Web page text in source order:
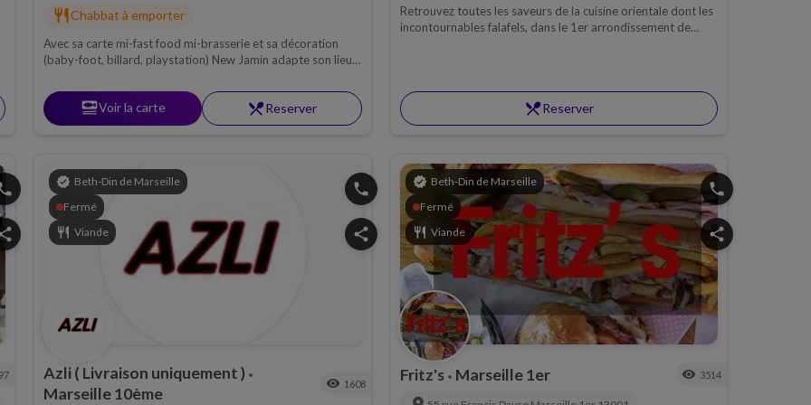
restaurant Chabbat à emporter
Avec sa carte mi-fast food mi-brasserie et sa décoration
(baby-foot, billard, playstation) New Jamin adapte son lieu
passant un bon moment.
set_mealVoir la carte restaurant_menuReserver
Retrouvez toutes les saveurs de la cuisine orientale dont les
incontournables falafels, dans le 1er arrondissement de
restaurant_menuReserver
verified Beth-Din de Marseille
Fermé
restaurant Viande
phone
share
Azli ( Livraison uniquement ) •
Marseille 10ème visibility 1608
verified Beth-Din de Marseille
Fermé
restaurant Viande
phone
share
Fritz's • Marseille 1er visibility 3514